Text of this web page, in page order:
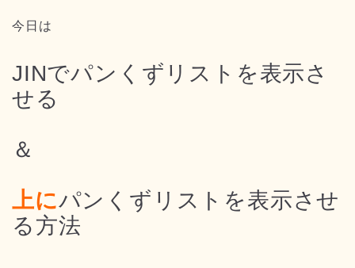
今日は
JINでパンくずリストを表示さ
せる
＆
上にパンくずリストを表示させ
る方法